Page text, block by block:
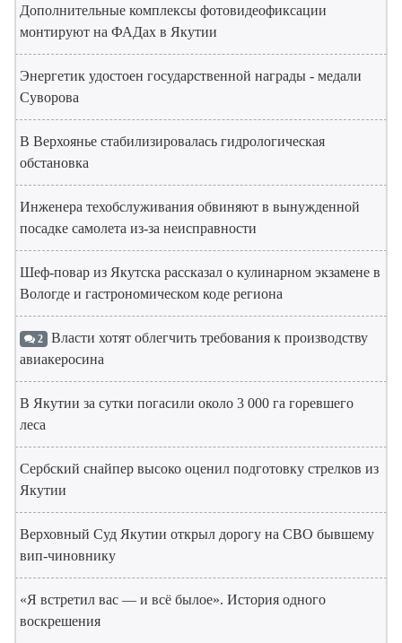
Дополнительные комплексы фотовидеофиксации
монтируют на ФАДах в Якутии
Энергетик удостоен государственной награды - медали
Суворова
В Верхоянье стабилизировалась гидрологическая
обстановка
Инженера техобслуживания обвиняют в вынужденной
посадке самолета из-за неисправности
Шеф-повар из Якутска рассказал о кулинарном экзамене в
Вологде и гастрономическом коде региона
2 Власти хотят облегчить требования к производству
авиакеросина
В Якутии за сутки погасили около 3 000 га горевшего
леса
Сербский снайпер высоко оценил подготовку стрелков из
Якутии
Верховный Суд Якутии открыл дорогу на СВО бывшему
вип-чиновнику
«Я встретил вас — и всё былое». История одного
воскрешения